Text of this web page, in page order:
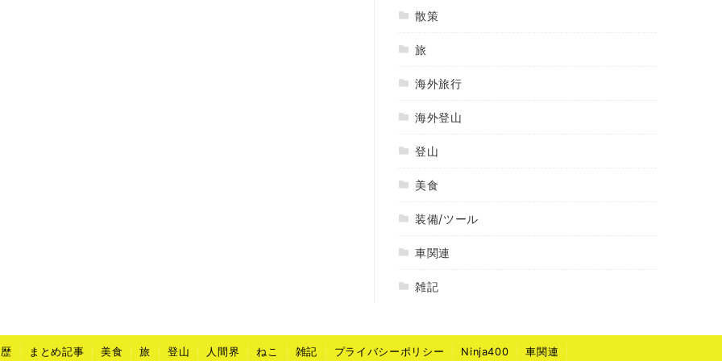
散策
旅
海外旅行
海外登山
登山
美食
装備/ツール
車関連
雑記
まとめ記事 美食 旅 登山 人間界 ねこ 雑記 プライバシーポリシー Ninja400 車関連